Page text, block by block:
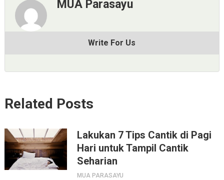
MUA Parasayu
Write For Us
Related Posts
Lakukan 7 Tips Cantik di Pagi
Hari untuk Tampil Cantik
Seharian
MUA PARASAYU